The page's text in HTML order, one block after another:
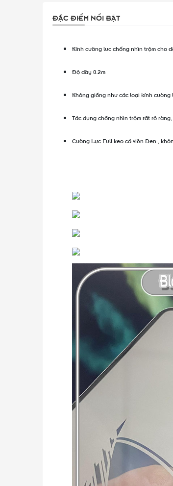
ĐẶC ĐIỂM NỔI BẬT
Kính cường lưc chống nhìn trộm cho
Độ dày 0.2m
Không giống như các loại kính
Tác dụng chống nhìn trộm rất rõ
Cường Lực Full keo có viền Đen ,